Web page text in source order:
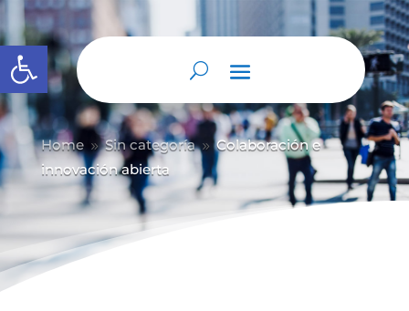
Abrir barra de herramientas
Home 9 Sin categoría 9 Colaboración e
innovación abierta